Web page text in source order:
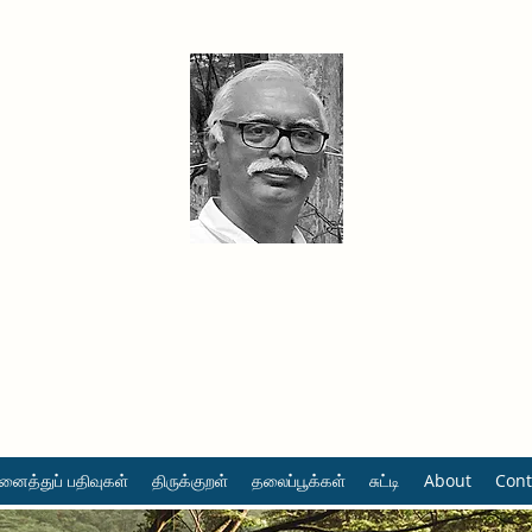
பதிவுகள் திருக்குறள் தலைப்பூக்கள் சுட்டி About